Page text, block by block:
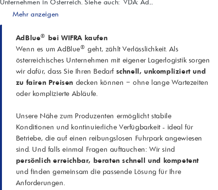
Unternehmen in Österreich. Siehe auch: VDA: Ad...
Mehr anzeigen
AdBlue®
bei WIFRA kaufen
Wenn es um AdBlue® geht, zählt Verlässlichkeit. Als
österreichisches Unternehmen mit eigener Lagerlogistik sorgen
wir dafür, dass Sie Ihren Bedarf schnell, unkompliziert und
zu fairen Preisen decken können – ohne lange Wartezeiten
oder komplizierte Abläufe.
Unsere Nähe zum Produzenten ermöglicht stabile
Konditionen und kontinuierliche Verfügbarkeit - ideal für
Betriebe, die auf einen reibungslosen Fuhrpark angewiesen
sind. Und falls einmal Fragen auftauchen: Wir sind
persönlich erreichbar, beraten schnell und kompetent
und finden gemeinsam die passende Lösung für Ihre
Anforderungen.